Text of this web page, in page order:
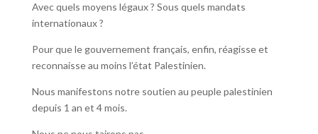
Avec quels moyens légaux ? Sous quels mandats
internationaux ?
Pour que le gouvernement français, enfin, réagisse et
reconnaisse au moins l’état Palestinien.
Nous manifestons notre soutien au peuple palestinien
depuis 1 an et 4 mois.